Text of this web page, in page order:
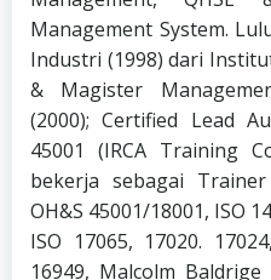
Management System.
Industri (1998) dari
& Magister
(2000); Certified Lead
45001 (IRCA Training
bekerja sebagai
OH&S 45001/18001, ISO
ISO 17065, 17020.
16949, Malcolm